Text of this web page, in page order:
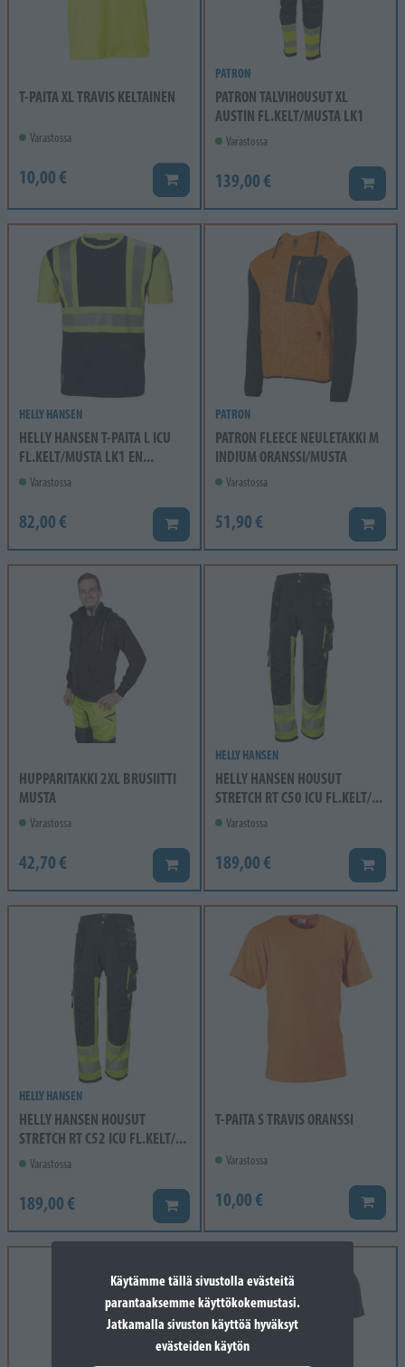
Käytämme tällä sivustolla evästeitä
parantaaksemme käyttökokemustasi.
Jatkamalla sivuston käyttöä hyväksyt
evästeiden käytön
T-PAITA XL TRAVIS KELTAINEN
Varastossa
10,00 € Lisää koriin
PATRON
PATRON TALVIHOUSUT XL
AUSTIN FL.KELT/MUSTA LK1
Varastossa
139,00 € Lisää
HELLY HANSEN
HELLY HANSEN T-PAITA L ICU
FL.KELT/MUSTA LK1 EN...
Varastossa
82,00 € Lisää koriin
PATRON
PATRON FLEECE NEULETAKKI M
INDIUM ORANSSI/MUSTA
Varastossa
51,90 € Lisää
HUPPARITAKKI 2XL BRUSIITTI
MUSTA
Varastossa
42,70 € Lisää koriin
HELLY HANSEN
HELLY HANSEN HOUSUT
STRETCH RT C50 ICU FL.KELT/...
Varastossa
189,00 € Lisää
HELLY HANSEN
HELLY HANSEN HOUSUT
STRETCH RT C52 ICU FL.KELT/...
Varastossa
189,00 € Lisää koriin
T-PAITA S TRAVIS ORANSSI
Varastossa
10,00 € Lisää